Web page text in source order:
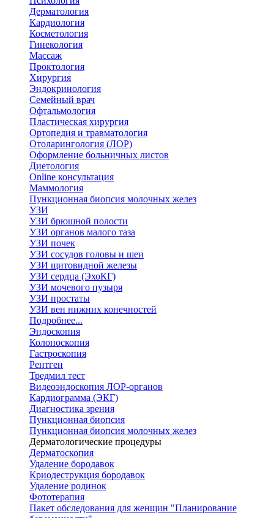
Дерматология
Кардиология
Косметология
Гинекология
Массаж
Проктология
Хирургия
Эндокринология
Семейный врач
Офтальмология
Пластическая хирургия
Ортопедия и травматология
Отоларингология (ЛОР)
Оформление больничных листов
Диетология
Online консультация
Маммология
Пункционная биопсия молочных желез
УЗИ
УЗИ брюшной полости
УЗИ органов малого таза
УЗИ почек
УЗИ сосудов головы и шеи
УЗИ щитовидной железы
УЗИ сердца (ЭхоКГ)
УЗИ мочевого пузыря
УЗИ простаты
УЗИ вен нижних конечностей
Подробнее...
Эндоскопия
Колоноскопия
Гастроскопия
Рентген
Тредмил тест
Видеоэндоскопия ЛОР-органов
Кардиограмма (ЭКГ)
Диагностика зрения
Пункционная биопсия
Пункционная биопсия молочных желез
Дерматологические процедуры
Дерматоскопия
Удаление бородавок
Криодеструкция бородавок
Удаление родинок
Фототерапия
Пакет обследования для женщин "Планирование